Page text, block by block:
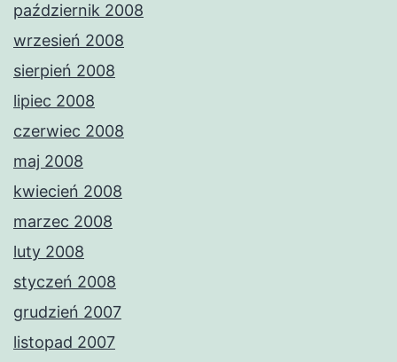
październik 2008
wrzesień 2008
sierpień 2008
lipiec 2008
czerwiec 2008
maj 2008
kwiecień 2008
marzec 2008
luty 2008
styczeń 2008
grudzień 2007
listopad 2007